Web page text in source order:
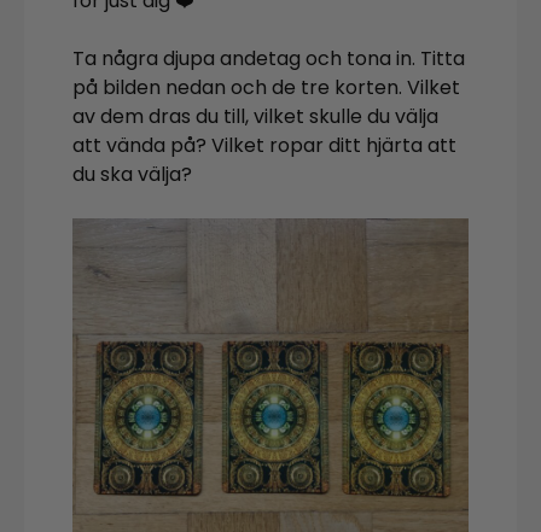
Ta några djupa andetag och tona in. Titta
på bilden nedan och de tre korten. Vilket
av dem dras du till, vilket skulle du välja
att vända på? Vilket ropar ditt hjärta att
du ska välja?